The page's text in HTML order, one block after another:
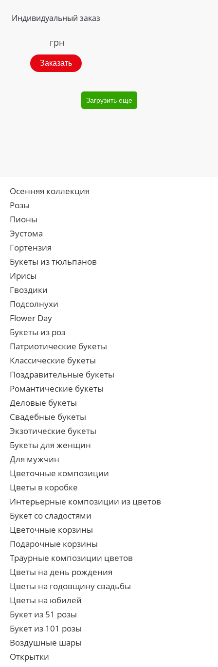
Индивидуальный заказ
грн
Заказать
Загрузить еще
Осенняя коллекция
Розы
Пионы
Эустома
Гортензия
Букеты из тюльпанов
Ирисы
Гвоздики
Подсолнухи
Flower Day
Букеты из роз
Патриотические букеты
Классические букеты
Поздравительные букеты
Романтические букеты
Деловые букеты
Свадебные букеты
Экзотические букеты
Букеты для женщин
Для мужчин
Цветочные композиции
Цветы в коробке
Интерьерные композиции из цветов
Букет со сладостями
Цветочные корзины
Подарочные корзины
Траурные композиции цветов
Цветы на день рождения
Цветы на годовщину свадьбы
Цветы на юбилей
Букет из 51 розы
Букет из 101 розы
Воздушные шары
Открытки